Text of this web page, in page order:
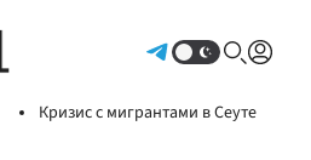
Кризис с мигрантами в Сеуте